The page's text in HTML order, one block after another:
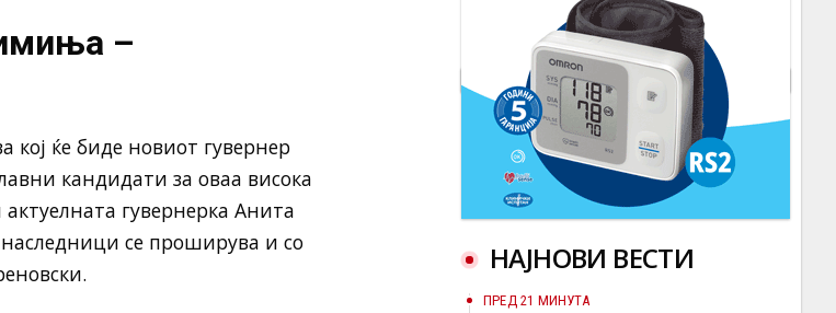
–
кој ќе биде новиот гувернер
кандидати за оваа висока
гувернерка Анита
наследници се проширува и со
НАЈНОВИ ВЕСТИ
ПРЕД 21 МИНУТА